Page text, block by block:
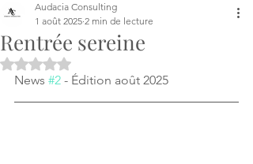
Rentrée sereine
Audacia Consulting
1 août 2025 2 min de lecture
Noté NaN étoiles sur 5.
News #2 - Édition août 2025